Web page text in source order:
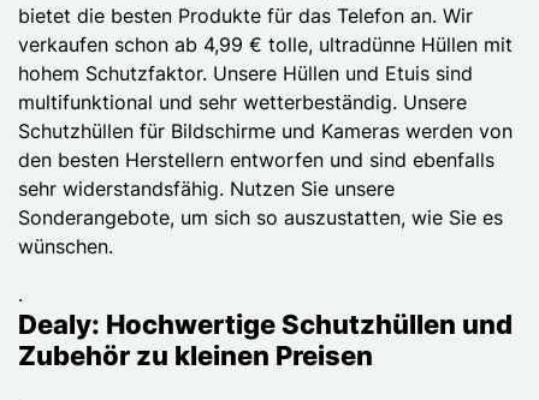
bietet die besten Produkte für das Telefon an. Wir
verkaufen schon ab 4,99 € tolle, ultradünne Hüllen mit
hohem Schutzfaktor. Unsere Hüllen und Etuis sind
multifunktional und sehr wetterbeständig. Unsere
Schutzhüllen für Bildschirme und Kameras werden von
den besten Herstellern entworfen und sind ebenfalls
sehr widerstandsfähig. Nutzen Sie unsere
Sonderangebote, um sich so auszustatten, wie Sie es
wünschen.
.
Dealy: Hochwertige Schutzhüllen und
Zubehör zu kleinen Preisen
.